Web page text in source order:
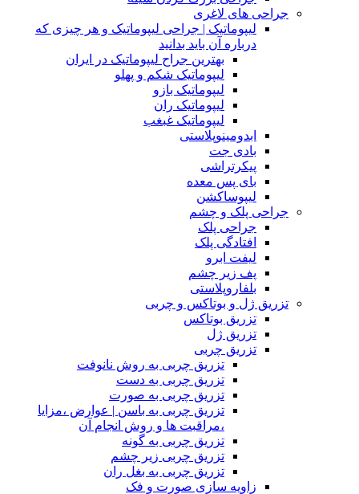
جراحی های لاغری
لیپوماتیک | جراحی لیپوماتیک و هر چیزی که
درباره آن باید بدانید
بهترین جراح لیپوماتیک در ایران
لیپوماتیک شکم و پهلو
لیپوماتیک بازو
لیپوماتیک ران
لیپوماتیک غبغب
ابدومینوپلاستی
بادی‌ جت
پیکرتراشی
بای پس معده
لیپوساکشن
جراحی پلک و چشم
جراحی پلک
افتادگی پلک
لیفت ابرو
پف زیر چشم
بلفاروپلاستی
تزریق ژل و بوتاکس و چربی
تزریق بوتاکس
تزریق ژل
تزریق چربی
تزریق چربی به روش نانوفت
تزریق چربی به دست
تزریق چربی به صورت
تزریق چربی به باسن | عوارض ،مزایا
،مراقبت ها و روش انجام آن
تزریق چربی به گونه
تزریق چربی زیر چشم
تزریق چربی به بغل ران
زاویه سازی صورت و فک